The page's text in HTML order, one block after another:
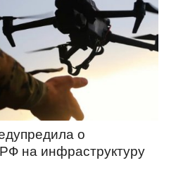
о
на инфраструктуру